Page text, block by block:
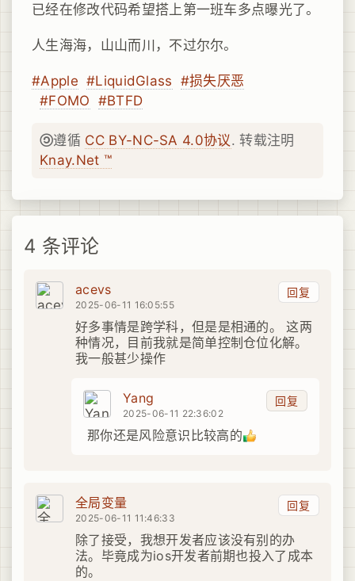
已经在修改代码希望搭上第一班车多点曝光了。
人生海海，山山而川，不过尔尔。
#Apple #LiquidGlass #损失厌恶
#FOMO #BTFD
遵循 CC BY-NC-SA 4.0协议. 转载注明
Knay.Net ™
4 条评论
回复
acevs
2025-06-11 16:05:55
好多事情是跨学科，但是是相通的。 这两
种情况，目前我就是简单控制仓位化解。
我一般甚少操作
回复
Yang
2025-06-11 22:36:02
那你还是风险意识比较高的
回复
全局变量
2025-06-11 11:46:33
除了接受，我想开发者应该没有别的办
法。毕竟成为ios开发者前期也投入了成本
的。